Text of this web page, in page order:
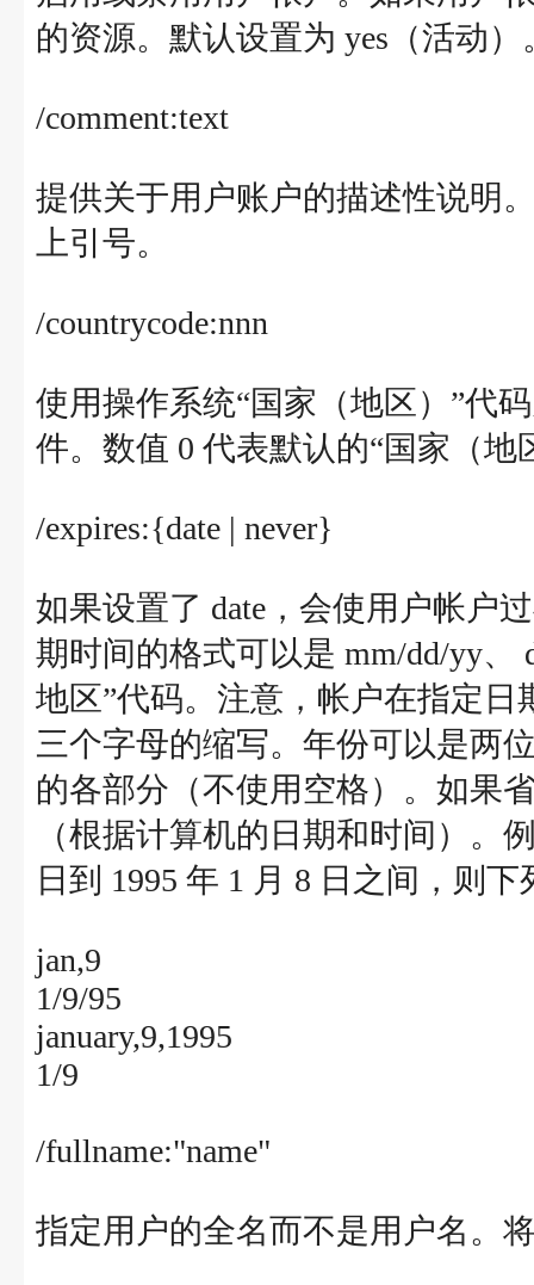
的资源。默认设置为 yes（活动）
/comment:text
提供关于用户账户的描述性说明
上引号。
/countrycode:nnn
使用操作系统“国家（地区）”代
件。数值 0 代表默认的“国家（地
/expires:{date | never}
如果设置了 date，会使用户帐户
期时间的格式可以是 mm/dd/yy、
地区”代码。注意，帐户在指定
三个字母的缩写。年份可以是两
的各部分（不使用空格）。如果
（根据计算机的日期和时间）。
日到 1995 年 1 月 8 日之间，则下
jan,9
1/9/95
january,9,1995
1/9
/fullname:"name"
指定用户的全名而不是用户名。